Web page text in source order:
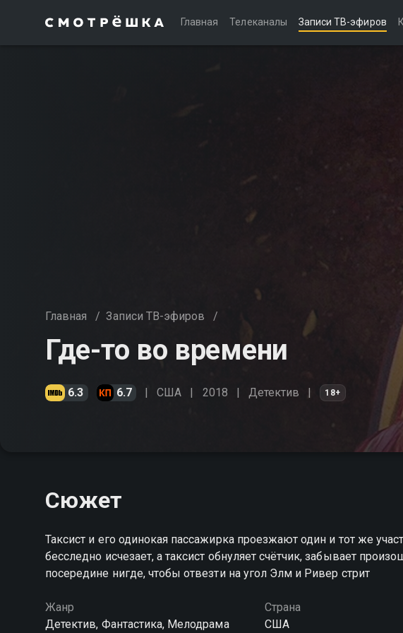
Главная Телеканалы Записи ТВ-эфиров
Главная / Записи ТВ-эфиров /
Где-то во времени
6.3 6.7 США 2018 Детектив 18+
Сюжет
Таксист и его одинокая пассажирка проезжают один и тот же
бесследно исчезает, а таксист обнуляет счётчик, забывает
посередине нигде, чтобы отвезти на угол Элм и Ривер стрит
Жанр
Детектив, Фантастика, Мелодрама
Страна
США